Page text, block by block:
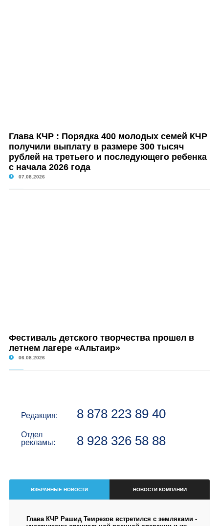
Глава КЧР : Порядка 400 молодых семей КЧР
получили выплату в размере 300 тысяч
рублей на третьего и последующего ребенка
с начала 2026 года
07.08.2026
Фестиваль детского творчества прошел в
летнем лагере «Альтаир»
06.08.2026
Редакция: 8 878 223 89 40
Отдел
рекламы:
8 928 326 58 88
ИЗБРАННЫЕ НОВОСТИ НОВОСТИ КОМПАНИИ
Глава КЧР Рашид Темрезов встретился с земляками -